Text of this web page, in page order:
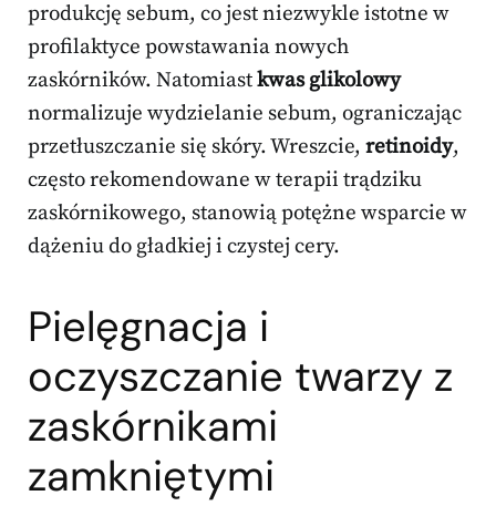
produkcję sebum, co jest niezwykle istotne w
profilaktyce powstawania nowych
zaskórników. Natomiastkwas glikolowy
normalizuje wydzielanie sebum, ograniczając
przetłuszczanie się skóry. Wreszcie, retinoidy,
często rekomendowane w terapii trądziku
zaskórnikowego, stanowią potężne wsparcie w
dążeniu do gładkiej i czystej cery.
Pielęgnacja i
oczyszczanie twarzy z
zaskórnikami
zamkniętymi